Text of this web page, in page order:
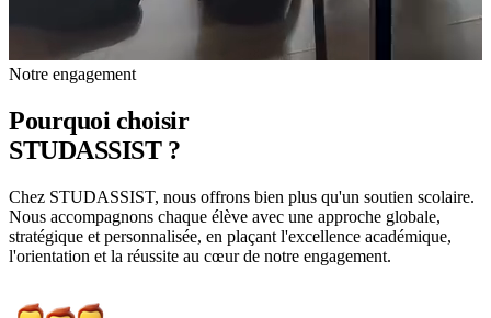
Notre engagement
Pourquoi choisir
STUDASSIST ?
Chez STUDASSIST, nous offrons bien plus qu'un soutien scolaire.
Nous accompagnons chaque élève avec une approche globale,
stratégique et personnalisée, en plaçant l'excellence académique,
l'orientation et la réussite au cœur de notre engagement.